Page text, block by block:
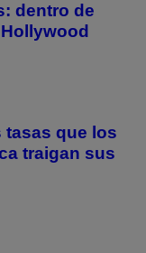
dentro de
tasas que los
traigan sus